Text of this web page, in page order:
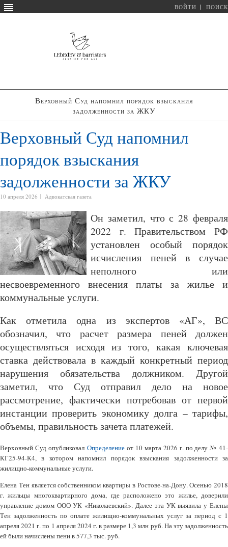
ВОЙТИ ПОИСК
Верховный Суд напомнил порядок взыскания
задолженности за ЖКУ
Верховный Суд напомнил
порядок взыскания
задолженности за ЖКУ
10 апреля 2026 Адвокатская газета
Он заметил, что с 28 февраля
2022 г. Правительством РФ
установлен особый порядок
исчисления пеней в случае
неполного или
несвоевременного внесения платы за жилье и
коммунальные услуги.
Как отметила одна из экспертов «АГ», ВС
обозначил, что расчет размера пеней должен
осуществляться исходя из того, какая ключевая
ставка действовала в каждый конкретный период
нарушения обязательства должником. Другой
заметил, что Суд отправил дело на новое
рассмотрение, фактически потребовав от первой
инстанции проверить экономику долга – тарифы,
объемы, правильность зачета платежей.
Верховный Суд опубликовал Определениеот 10 марта 2026 г. по делу № 41-
КГ25-94-К4, в котором напомнил порядок взыскания задолженности за
жилищно-коммунальные услуги.
Елена Тен является собственником квартиры в Ростове-на-Дону. Осенью 2018
г. жильцы многоквартирного дома, где расположено это жилье, доверили
управление домом ООО УК «Николаевский». Далее эта УК выявила у Елены
Тен задолженность по оплате жилищно-коммунальных услуг за период с 1
апреля 2021 г. по 1 апреля 2024 г. в размере 1,3 млн руб. На эту задолженность
ей были начислены пени в 577,3 тыс. руб.